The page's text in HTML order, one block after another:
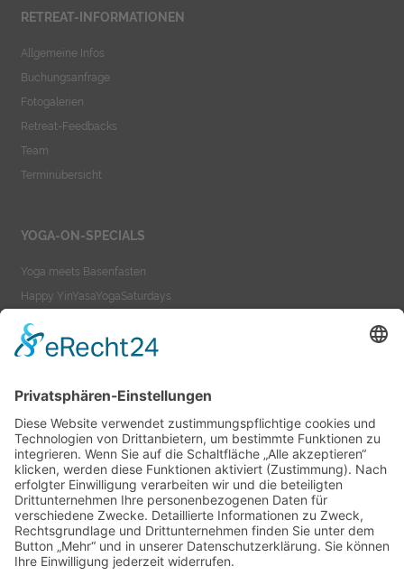
RETREAT-INFORMATIONEN
Allgemeine Infos
Buchungsanfrage
Fotogalerien
Retreat-Feedbacks
Team
Terminübersicht
YOGA-ON-SPECIALS
Yoga meets Basenfasten
Happy YinYasaYogaSaturdays
Yoga meets Ayurveda
Yoga-On-TeacherTraining
YOGA-ON-VIDEOS
Yoga as a Lifestyle
Yoga-On-Videos
Impressum
Datenschutzerklärung
AGB
Suche